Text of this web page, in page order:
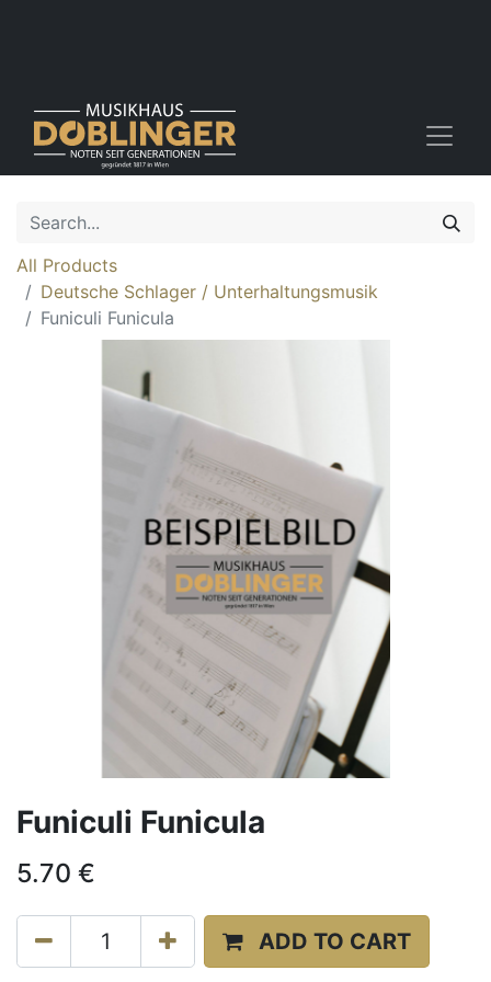
All Products
Deutsche Schlager / Unterhaltungsmusik
Funiculi Funicula
Funiculi Funicula
5.70 €
ADD TO CART